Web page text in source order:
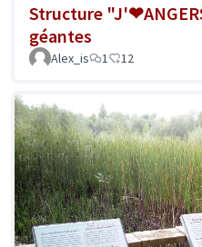
Structure
géantes
Alex_is 1 12